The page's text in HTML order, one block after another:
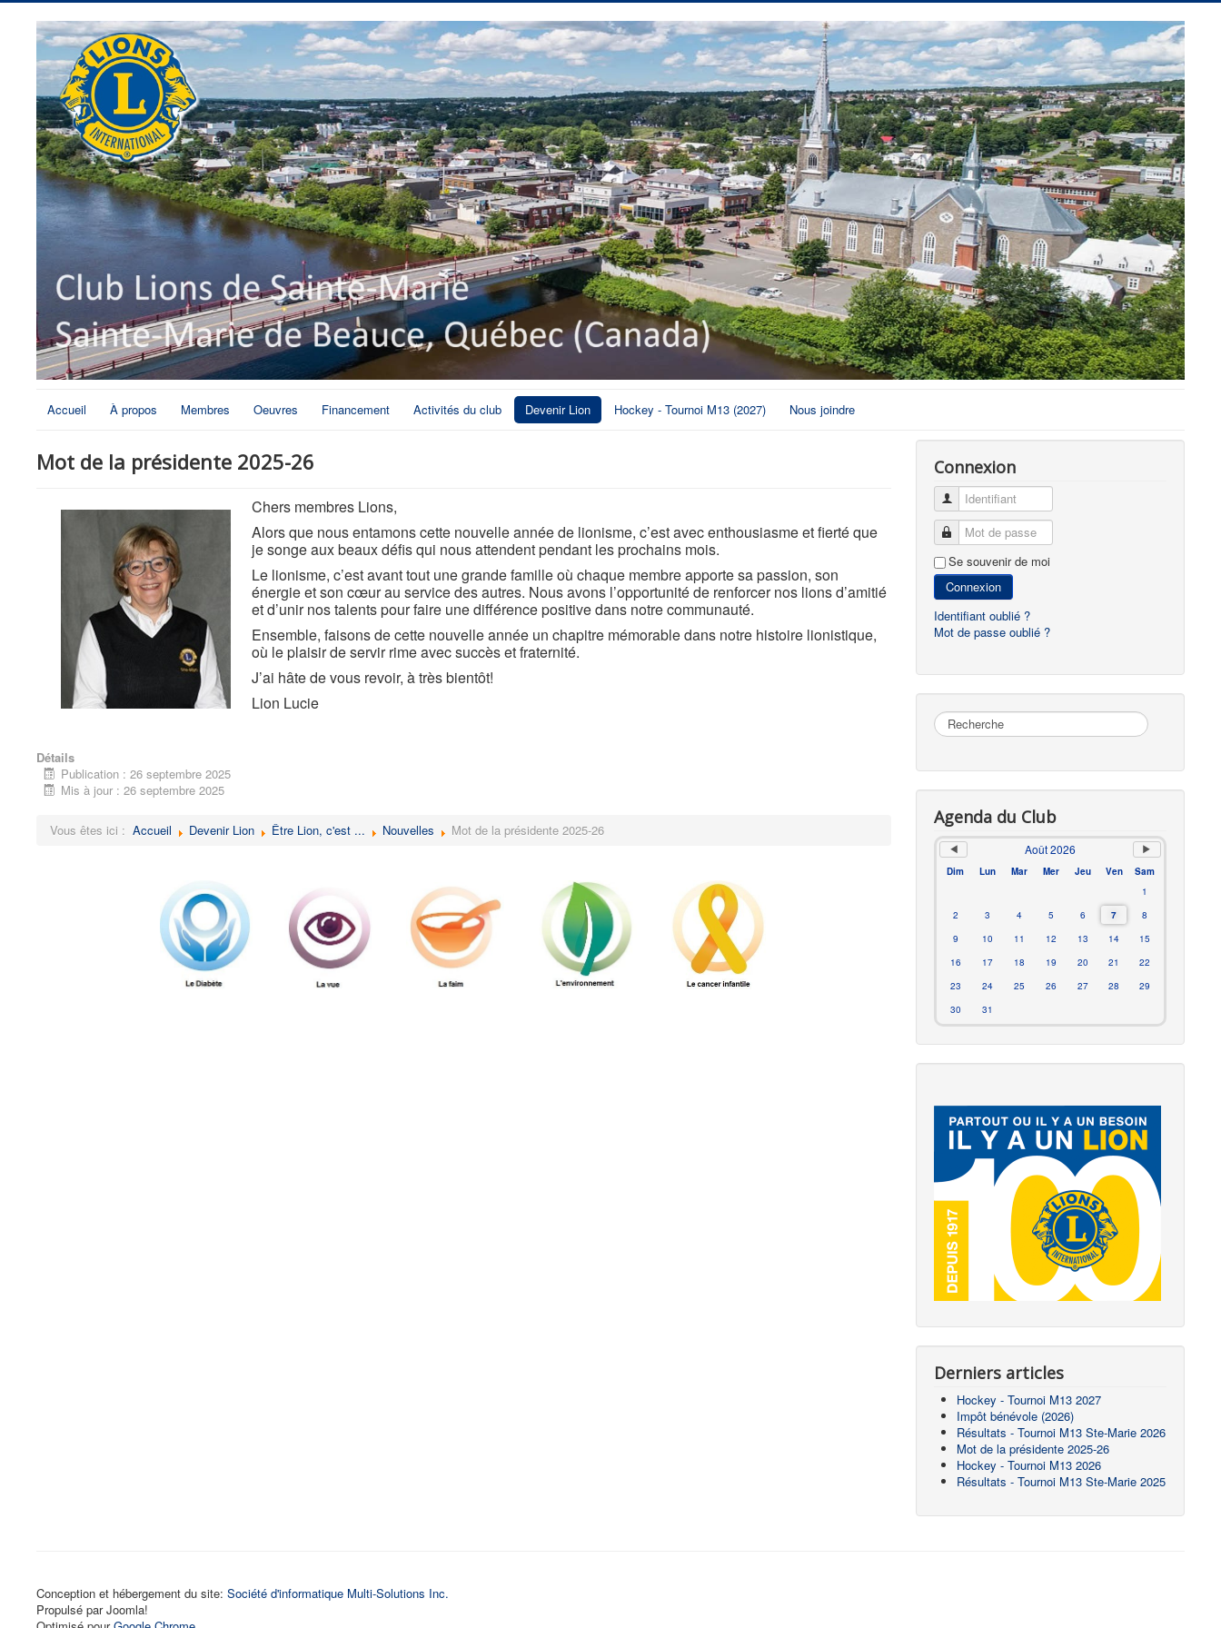
Accueil À propos Membres Oeuvres Financement Activités du club Devenir Lion Hockey - Tournoi M13 (2027) Nous joindre
Mot de la présidente 2025-26
Chers membres Lions,
Alors que nous entamons cette nouvelle année de lionisme, c’est avec enthousiasme et fierté que
je songe aux beaux défis qui nous attendent pendant les prochains mois.
Le lionisme, c’est avant tout une grande famille où chaque membre apporte sa passion, son
énergie et son cœur au service des autres. Nous avons l’opportunité de renforcer nos lions d’amitié
et d’unir nos talents pour faire une différence positive dans notre communauté.
Ensemble, faisons de cette nouvelle année un chapitre mémorable dans notre histoire lionistique,
où le plaisir de servir rime avec succès et fraternité.
J’ai hâte de vous revoir, à très bientôt!
Lion Lucie
Détails
Publication : 26 septembre 2025
Mis à jour : 26 septembre 2025
Vous êtes ici : Accueil Devenir Lion Être Lion, c'est ... Nouvelles Mot de la présidente 2025-26
Connexion
Identifiant
Mot de passe
Se souvenir de moi
Connexion
Identifiant oublié ?
Mot de passe oublié ?
Rechercher
Agenda du Club
Août 2026
Dim Lun Mar Mer Jeu Ven
Sam
1
2
3 4 5 6 7
8
9
10 11 12 13 14
15
16
17 18 19 20 21
22
23
24 25 26 27 28
29
30
31
Derniers articles
Hockey - Tournoi M13 2027
Impôt bénévole (2026)
Résultats - Tournoi M13 Ste-Marie 2026
Mot de la présidente 2025-26
Hockey - Tournoi M13 2026
Résultats - Tournoi M13 Ste-Marie 2025
Conception et hébergement du site: Société d'informatique Multi-Solutions Inc.
Propulsé par Joomla!